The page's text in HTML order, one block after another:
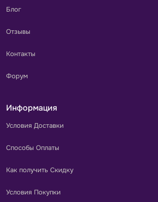
Блог
Отзывы
Контакты
Форум
Информация
Условия Доставки
Способы Оплаты
Как получить Скидку
Условия Покупки